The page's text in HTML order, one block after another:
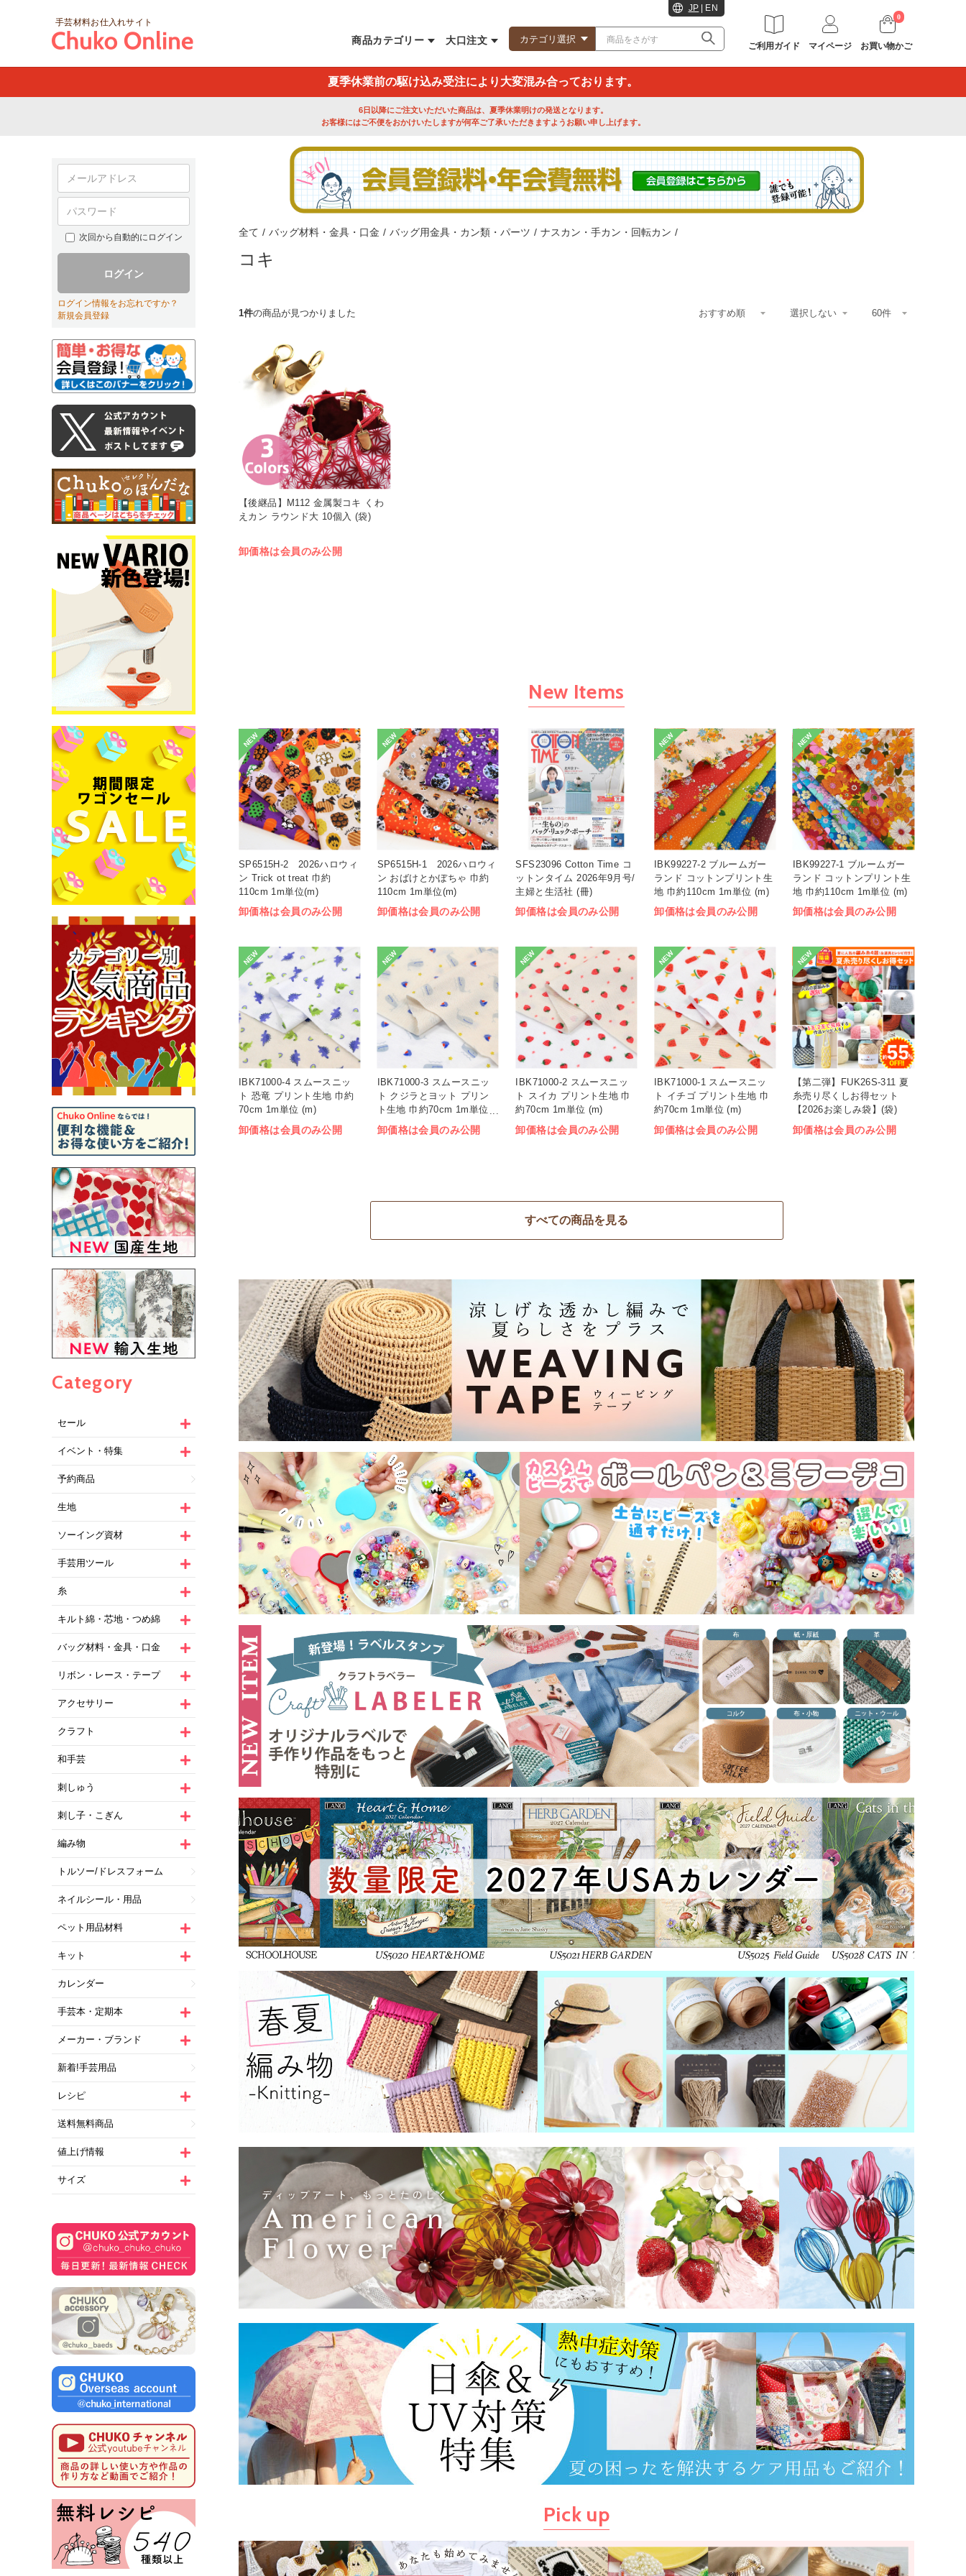
手芸材料お仕入れサイト
商品カテゴリー 大口注文
JP EN
ご利用ガイド マイページ
0
お買い物かご
夏季休業前の駆け込み受注により大変混み合っております。
6日以降にご注文いただいた商品は、夏季休業明けの発送となります。
お客様にはご不便をおかけいたしますが何卒ご了承いただきますようお願い申し上げます。
次回から自動的にログイン
ログイン
ログイン情報をお忘れですか？
新規会員登録
Category
セール
イベント・特集
予約商品
生地
ソーイング資材
手芸用ツール
糸
キルト綿・芯地・つめ綿
バッグ材料・金具・口金
リボン・レース・テープ
アクセサリー
クラフト
和手芸
刺しゅう
刺し子・こぎん
編み物
トルソー/ドレスフォーム
ネイルシール・用品
ペット用品材料
キット
カレンダー
手芸本・定期本
メーカー・ブランド
新着!手芸用品
レシピ
送料無料商品
値上げ情報
サイズ
全て / バッグ材料・金具・口金 / バッグ用金具・カン類・パーツ / ナスカン・手カン・回転カン /
コキ
1件の商品が見つかりました
【後継品】M112 金属製コキ くわ
えカン ラウンド大 10個入 (袋)
卸価格は会員のみ公開
New Items
NEW
SP6515H-2 2026ハロウィ
ン Trick ot treat 巾約
110cm 1m単位(m)
卸価格は会員のみ公開
NEW
SP6515H-1 2026ハロウィ
ン おばけとかぼちゃ 巾約
110cm 1m単位(m)
卸価格は会員のみ公開
SFS23096 Cotton Time コ
ットンタイム 2026年9月号/
主婦と生活社 (冊)
卸価格は会員のみ公開
NEW
IBK99227-2 ブルームガー
ランド コットンプリント生
地 巾約110cm 1m単位 (m)
卸価格は会員のみ公開
NEW
IBK99227-1 ブルームガー
ランド コットンプリント生
地 巾約110cm 1m単位 (m)
卸価格は会員のみ公開
NEW
IBK71000-4 スムースニッ
ト 恐竜 プリント生地 巾約
70cm 1m単位 (m)
卸価格は会員のみ公開
NEW
IBK71000-3 スムースニッ
ト クジラとヨット プリン
ト生地 巾約70cm 1m単位
(m)
卸価格は会員のみ公開
NEW
IBK71000-2 スムースニッ
ト スイカ プリント生地 巾
約70cm 1m単位 (m)
卸価格は会員のみ公開
NEW
IBK71000-1 スムースニッ
ト イチゴ プリント生地 巾
約70cm 1m単位 (m)
卸価格は会員のみ公開
NEW
【第二弾】FUK26S-311 夏
糸売り尽くしお得セット
【2026お楽しみ袋】(袋)
卸価格は会員のみ公開
すべての商品を見る
Pick up